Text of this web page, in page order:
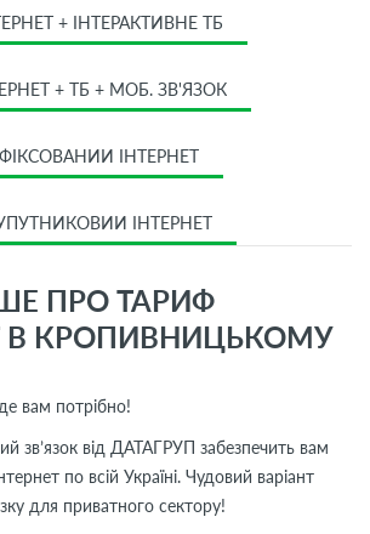
+ ІНТЕРАКТИВНЕ ТБ
+ ТБ + МОБ. ЗВ'ЯЗОК
ФІКСОВАНИЙ ІНТЕРНЕТ
ІНТЕРНЕТ
ПРО ТАРИФ
В КРОПИВНИЦЬКОМУ
вам потрібно!
зв’язок від ДАТАГРУП забезпечить вам
по всій Україні. Чудовий варіант
для приватного сектору!